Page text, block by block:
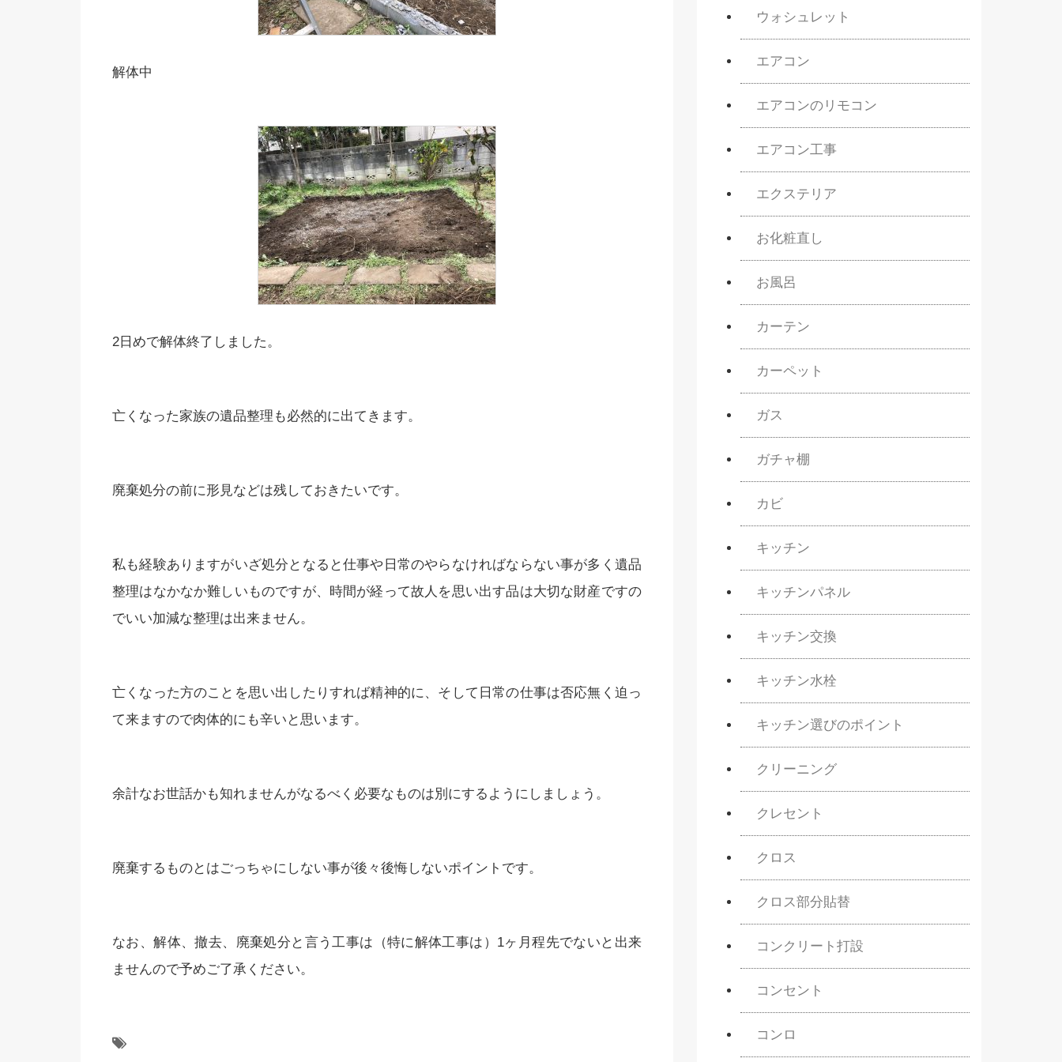
解体中
2日めで解体終了しました。
亡くなった家族の遺品整理も必然的に出てきます。
廃棄処分の前に形見などは残しておきたいです。
私も経験ありますがいざ処分となると仕事や日常のやらなければならない事が多く遺品
整理はなかなか難しいものですが、時間が経って故人を思い出す品は大切な財産ですの
でいい加減な整理は出来ません。
亡くなった方のことを思い出したりすれば精神的に、そして日常の仕事は否応無く迫っ
て来ますので肉体的にも辛いと思います。
余計なお世話かも知れませんがなるべく必要なものは別にするようにしましょう。
廃棄するものとはごっちゃにしない事が後々後悔しないポイントです。
なお、解体、撤去、廃棄処分と言う工事は（特に解体工事は）1ヶ月程先でないと出来
ませんので予めご了承ください。
ウォシュレット
エアコン
エアコンのリモコン
エアコン工事
エクステリア
お化粧直し
お風呂
カーテン
カーペット
ガス
ガチャ棚
カビ
キッチン
キッチンパネル
キッチン交換
キッチン水栓
キッチン選びのポイント
クリーニング
クレセント
クロス
クロス部分貼替
コンクリート打設
コンセント
コンロ